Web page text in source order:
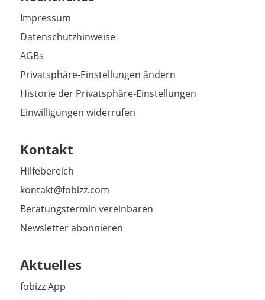
Impressum
Datenschutzhinweise
AGBs
Privatsphäre-Einstellungen ändern
Historie der Privatsphäre-Einstellungen
Einwilligungen widerrufen
Kontakt
Hilfebereich
kontakt@fobizz.com
Beratungstermin vereinbaren
Newsletter abonnieren
Aktuelles
fobizz App